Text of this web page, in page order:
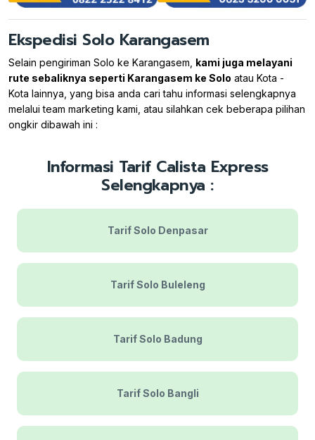
Ekspedisi Solo Karangasem
Selain pengiriman Solo ke Karangasem, kami juga melayani
rute sebaliknya seperti Karangasem ke Solo atau Kota -
Kota lainnya, yang bisa anda cari tahu informasi selengkapnya
melalui team marketing kami, atau silahkan cek beberapa pilihan
ongkir dibawah ini :
Informasi Tarif Calista Express
Selengkapnya :
Tarif Solo Denpasar
Tarif Solo Buleleng
Tarif Solo Badung
Tarif Solo Bangli